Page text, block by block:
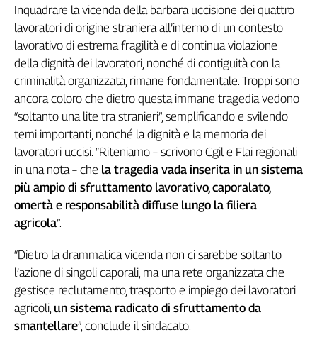
Cerca
Contatti
La
redazione
Newsletter
Social
Inquadrare la vicenda della barbara uccisione dei quattro
lavoratori di origine straniera all’interno di un contesto
lavorativo di estrema fragilità e di continua violazione
della dignità dei lavoratori, nonché di contiguità con la
criminalità organizzata, rimane fondamentale. Troppi sono
ancora coloro che dietro questa immane tragedia vedono
“soltanto una lite tra stranieri”, semplificando e svilendo
temi importanti, nonché la dignità e la memoria dei
lavoratori uccisi. “Riteniamo – scrivono Cgil e Flai regionali
in una nota – che la tragedia vada inserita in un sistema
più ampio di sfruttamento lavorativo, caporalato,
omertà e responsabilità diffuse lungo la filiera
agricola”.
“Dietro la drammatica vicenda non ci sarebbe soltanto
l’azione di singoli caporali, ma una rete organizzata che
gestisce reclutamento, trasporto e impiego dei lavoratori
agricoli, un sistema radicato di sfruttamento da
smantellare”, conclude il sindacato.